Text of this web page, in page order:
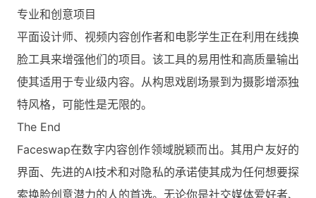
专业和创意项目
平面设计师、视频内容创作者和电影学生正在利用在线换
脸工具来增强他们的项目。该工具的易用性和高质量输出
使其适用于专业级内容。从构思戏剧场景到为摄影增添独
特风格，可能性是无限的。
The End
Faceswap在数字内容创作领域脱颖而出。其用户友好的
界面、先进的AI技术和对隐私的承诺使其成为任何想要探
索换脸创意潜力的人的首选。无论你是社交媒体爱好者、